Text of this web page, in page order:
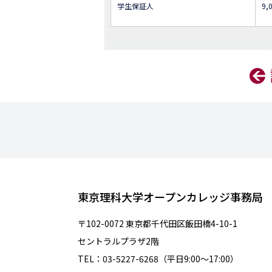
学生保証人
東京理科大学オープンカレッジ事務局
〒102-0072 東京都千代田区飯田橋4-10-1
セントラルプラザ2階
TEL：03-5227-6268（平日9:00～17:00）